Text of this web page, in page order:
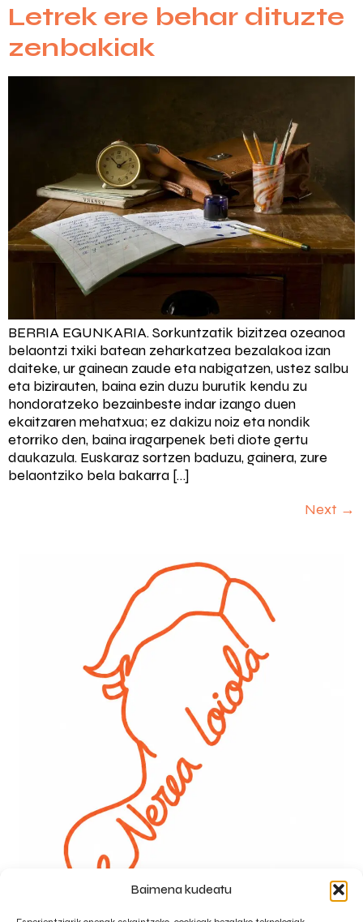
Baimena kudeatu
Letrek ere behar dituzte
zenbakiak
BERRIA EGUNKARIA. Sorkuntzatik bizitzea ozeanoa
belaontzi txiki batean zeharkatzea bezalakoa izan
daiteke, ur gainean zaude eta nabigatzen, ustez salbu
eta bizirauten, baina ezin duzu burutik kendu zu
hondoratzeko bezainbeste indar izango duen
ekaitzaren mehatxua; ez dakizu noiz eta nondik
etorriko den, baina iragarpenek beti diote gertu
daukazula. Euskaraz sortzen baduzu, gainera, zure
belaontziko bela bakarra […]
Next →
Webgunearen mapa